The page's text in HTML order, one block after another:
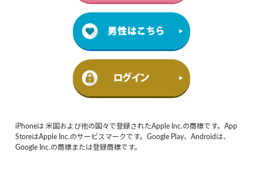
iPhoneは 米国および他の国々で登録されたApple Inc.の商標です。App
StoreはApple Inc.のサービスマークです。Google Play、Androidは、
Google Inc.の商標または登録商標です。